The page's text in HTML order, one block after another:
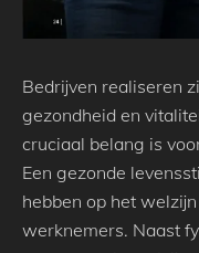
Bedrijven realiseren
gezondheid en
cruciaal belang is
Een gezonde
hebben op het
werknemers. Naast